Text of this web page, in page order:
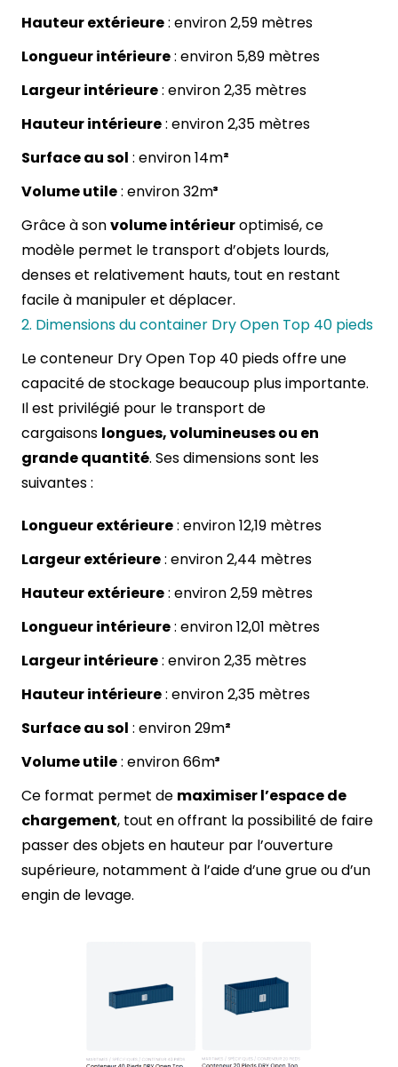
Hauteur extérieure: environ 2,59 mètres
Longueur intérieure: environ 5,89 mètres
Largeur intérieure: environ 2,35 mètres
Hauteur intérieure: environ 2,35 mètres
Surface au sol : environ 14m²
Volume utile: environ 32m³
Grâce à sonvolume intérieuroptimisé, ce
modèle permet le transport d’objets lourds,
denses et relativement hauts, tout en restant
facile à manipuler et déplacer.
2. Dimensions du container Dry Open Top 40 pieds
Le conteneur DryOpen Top 40 piedsoffre une
capacité de stockage beaucoup plus importante.
Il est privilégié pour le transport de
cargaisons longues, volumineuses ou en
grande quantité. Ses dimensions sont les
suivantes :
Longueur extérieure: environ 12,19 mètres
Largeur extérieure: environ 2,44 mètres
Hauteur extérieure: environ 2,59 mètres
Longueur intérieure: environ 12,01 mètres
Largeur intérieure: environ 2,35 mètres
Hauteur intérieure: environ 2,35 mètres
Surface au sol : environ 29m²
Volume utile: environ 66m³
Ce format permet de maximiser l’espace de
chargement, tout en offrant la possibilité de faire
passer des objets en hauteur par l’ouverture
supérieure, notamment à l’aide d’une grue ou d’un
engin de levage.